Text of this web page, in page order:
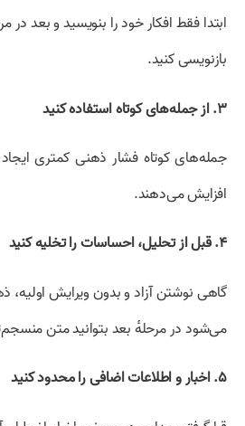
ابتدا فقط افکار خود را بنویسید و بعد در
بازنویسی کنید.
۳. از جمله‌های کوتاه استفاده کنید
جمله‌های کوتاه فشار ذهنی کمتری
افزایش می‌دهند.
۴. قبل از تحلیل، احساسات را تخلیه کنید
گاهی نوشتن آزاد و بدون ویرایش اولیه،
می‌شود در مرحلهٔ بعد بتوانید متن
۵. اخبار و اطلاعات اضافی را محدود کنید